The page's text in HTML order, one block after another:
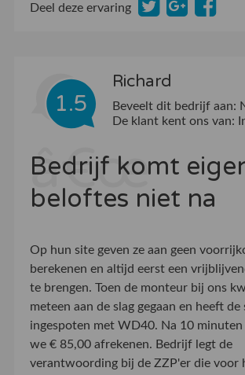
Deel deze ervaring
1.5
Richard
Beveelt dit bedrijf aan:
De klant kent ons van:
Bedrijf komt
beloftes niet na
Op hun site geven ze aan geen
berekenen en altijd eerst een
te brengen. Toen de monteur bij ons
meteen aan de slag gegaan en heeft de
ingespoten met WD40. Na 10
we € 85,00 afrekenen. Bedrijf legt de
verantwoording bij de ZZP'er die voor